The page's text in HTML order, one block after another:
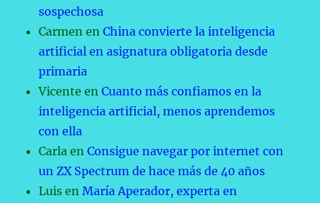
sospechosa
Carmen enChina convierte la inteligencia
artificial en asignatura obligatoria desde
primaria
Vicente enCuanto más confiamos en la
inteligencia artificial, menos aprendemos
con ella
Carla enConsigue navegar por internet con
un ZX Spectrum de hace más de 40 años
Luis enMaría Aperador, experta en